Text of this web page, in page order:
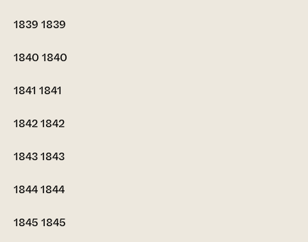
1839 1839
1840 1840
1841 1841
18421842
18431843
18441844
1845 1845